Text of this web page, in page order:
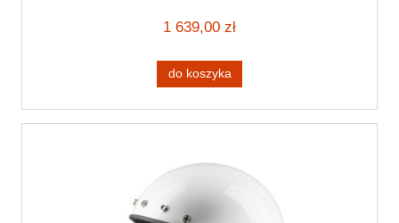
1 639,00 zł
do koszyka